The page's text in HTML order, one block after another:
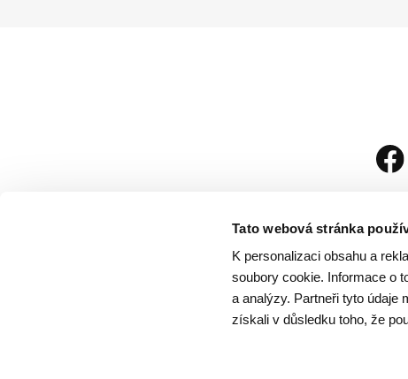
Tato webová stránka
K personalizaci obsahu a
soubory cookie. Informace o
a analýzy. Partneři tyto údaje
získali v důsledku toho, že